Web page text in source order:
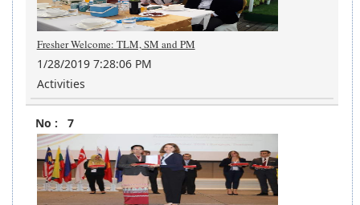
Fresher Welcome: TLM, SM and PM
1/28/2019 7:28:06 PM
Activities
7